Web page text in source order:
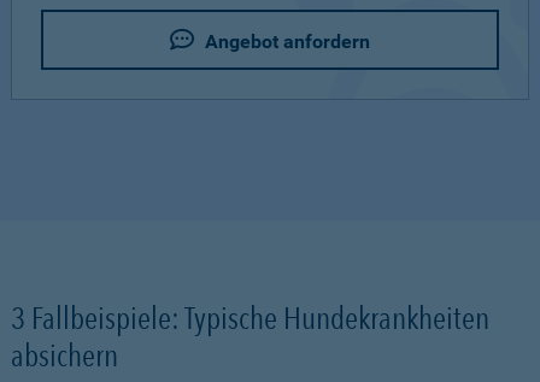
Angebot anfordern
3 Fallbeispiele: Typische Hundekrankheiten
absichern